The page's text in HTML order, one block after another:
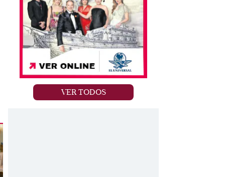
VER TODOS